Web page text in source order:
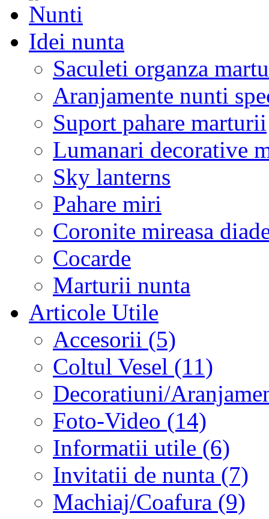
Idei nunta
Saculeti organza
Aranjamente nunti
Suport pahare marturii
Lumanari decorative
Sky lanterns
Pahare miri
Coronite mireasa
Cocarde
Marturii nunta
Articole Utile
Accesorii (5)
Coltul Vesel (11)
Decoratiuni/
Foto-Video (14)
Informatii utile (6)
Invitatii de nunta (7)
Machiaj/Coafura (9)